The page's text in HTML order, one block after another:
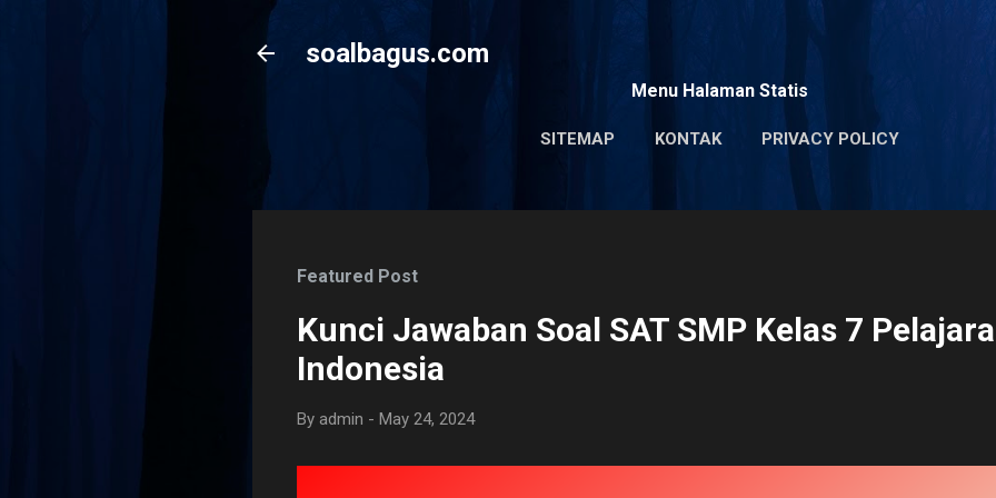
soalbagus.com
Menu Halaman Statis
SITEMAP KONTAK PRIVACY POLICY
Featured Post
Kunci Jawaban Soal SAT SMP Kelas 7
Indonesia
By admin - May 24, 2024